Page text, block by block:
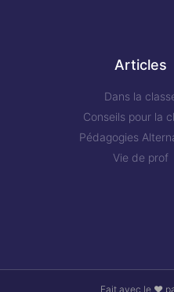
Articles
Dans la
Conseils pour la
Pédagogies
Vie de prof
Fait avec le ❤